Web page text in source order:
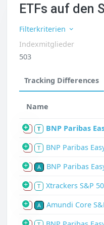
ETFs auf den
Filterkriterien
Indexmitglieder
503
Tracking Differences
Name
S T BNP Paribas
S T BNP Paribas
S A BNP Paribas
S T Xtrackers S&P
S A Amundi Core